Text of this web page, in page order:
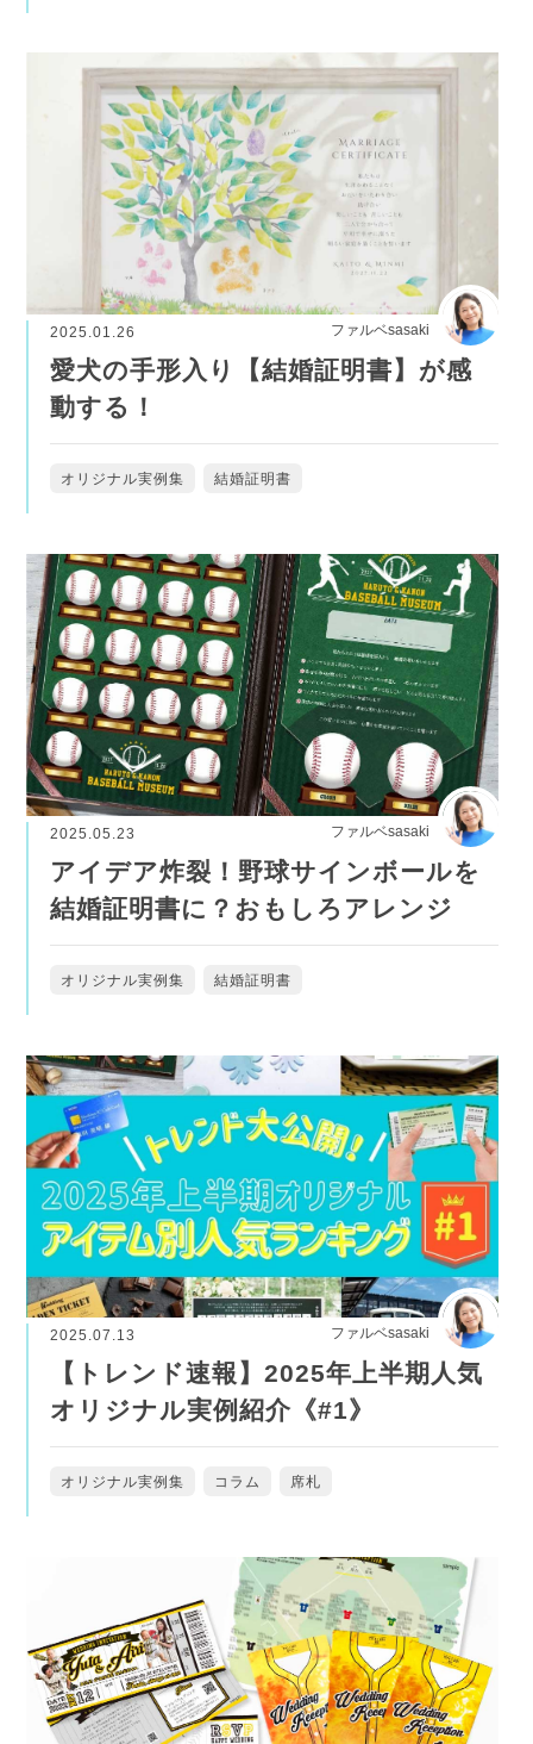
ファルベsasaki
2025.01.26
愛犬の手形入り【結婚証明書】が感
動する！
オリジナル実例集 結婚証明書
ファルベsasaki
2025.05.23
アイデア炸裂！野球サインボールを
結婚証明書に？おもしろアレンジ
オリジナル実例集 結婚証明書
ファルベsasaki
2025.07.13
【トレンド速報】2025年上半期人気
オリジナル実例紹介《#1》
オリジナル実例集 コラム 席札